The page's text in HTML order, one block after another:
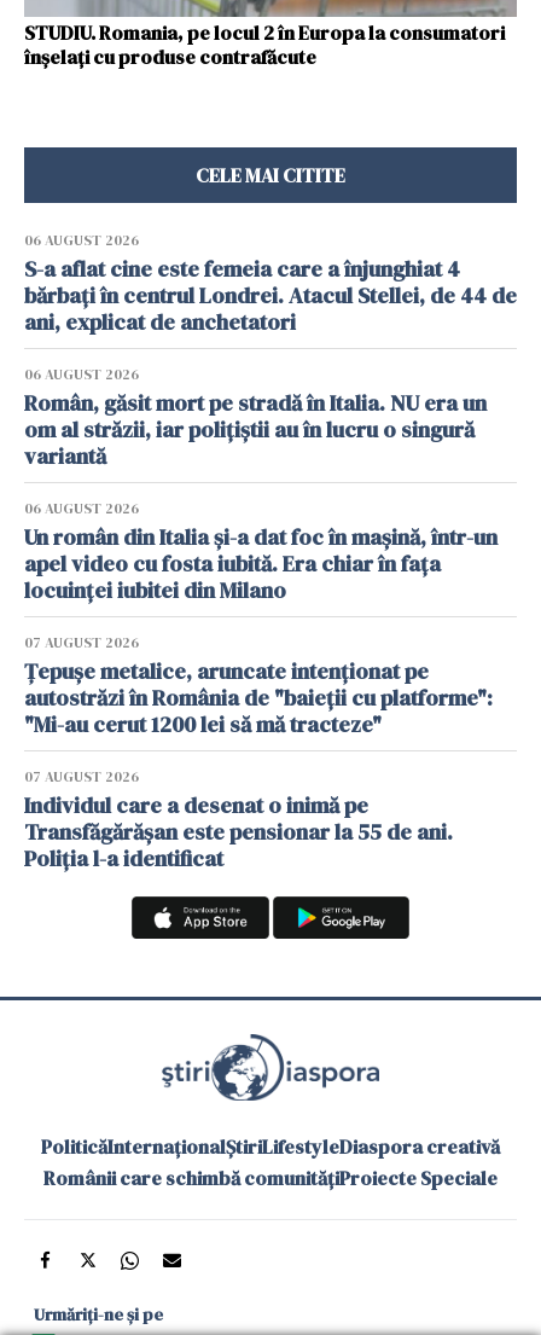
STUDIU. Romania, pe locul 2 în Europa la consumatori
înșelați cu produse contrafăcute
CELE MAI CITITE
06 AUGUST 2026
S-a aflat cine este femeia care a înjunghiat 4
bărbați în centrul Londrei. Atacul Stellei, de 44 de
ani, explicat de anchetatori
06 AUGUST 2026
Român, găsit mort pe stradă în Italia. NU era un
om al străzii, iar polițiștii au în lucru o singură
variantă
06 AUGUST 2026
Un român din Italia și-a dat foc în mașină, într-un
apel video cu fosta iubită. Era chiar în fața
locuinței iubitei din Milano
07 AUGUST 2026
Țepușe metalice, aruncate intenționat pe
autostrăzi în România de "baieții cu platforme":
"Mi-au cerut 1200 lei să mă tracteze"
07 AUGUST 2026
Individul care a desenat o inimă pe
Transfăgărășan este pensionar la 55 de ani.
Poliția l-a identificat
PoliticăInternaționalȘtiriLifestyleDiaspora creativă
Românii care schimbă comunitățiProiecte Speciale
Urmăriți-ne și pe